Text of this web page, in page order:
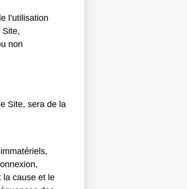
l’utilisation
Site,
non
Site, sera de la
la cause et le